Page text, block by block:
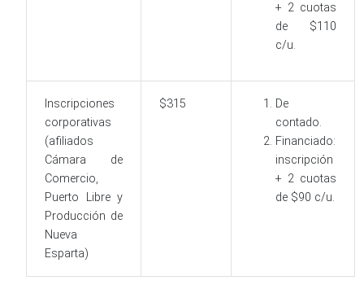
+ 2 cuotas
de $110
c/u.
Inscripciones
corporativas
(afiliados
Cámara de
Comercio,
Puerto Libre y
Producción de
Nueva
Esparta)
$315
De
contado.
Financiado:
inscripción
+ 2 cuotas
de $90 c/u.